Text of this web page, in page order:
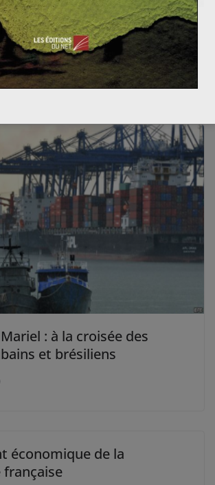
pour le charbon à l’horizon
0
: à la croisée des
et brésiliens
économique de la